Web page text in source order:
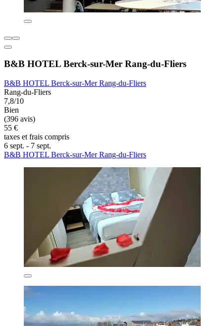
B&B HOTEL Berck-sur-Mer Rang-du-Fliers
B&B HOTEL Berck-sur-Mer Rang-du-Fliers
Rang-du-Fliers
7,8/10
Bien
(396 avis)
55 €
taxes et frais compris
6 sept. - 7 sept.
B&B HOTEL Berck-sur-Mer Rang-du-Fliers